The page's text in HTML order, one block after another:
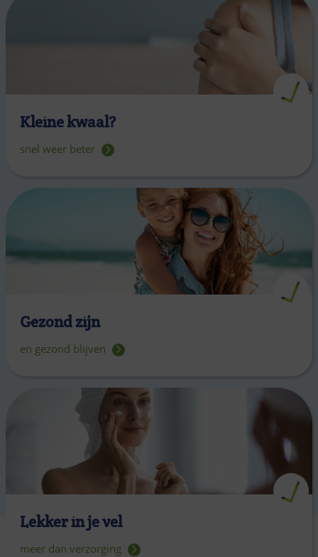
Kleine kwaal?
snel weer beter
Gezond zijn
en gezond blijven
Lekker in je vel
meer dan verzorging